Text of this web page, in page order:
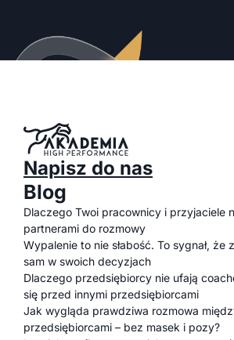
Napisz do nas
Blog
Dlaczego Twoi pracownicy i przyjaciele
partnerami do rozmowy
Wypalenie to nie słabość. To sygnał, że
sam w swoich decyzjach
Dlaczego przedsiębiorcy nie ufają
się przed innymi przedsiębiorcami
Jak wygląda prawdziwa rozmowa
przedsiębiorcami – bez masek i pozy?